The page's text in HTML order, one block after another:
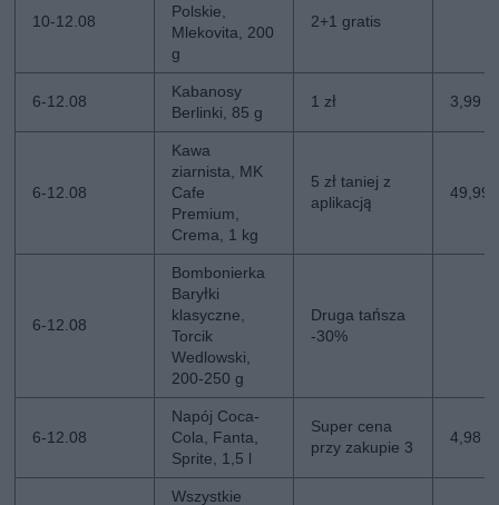
10-12.08
Polskie,
Mlekovita, 200
g
2+1 gratis
6-12.08
Kabanosy
Berlinki, 85 g
1 zł 3,99
6-12.08
Kawa
ziarnista, MK
Cafe
Premium,
Crema, 1 kg
5 zł taniej z
aplikacją
49,99
6-12.08
Bombonierka
Baryłki
klasyczne,
Torcik
Wedlowski,
200-250 g
Druga tańsza
-30%
6-12.08
Napój Coca-
Cola, Fanta,
Sprite, 1,5 l
Super cena
przy zakupie 3
4,98
Wszystkie